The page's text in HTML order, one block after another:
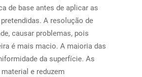
de base antes de aplicar as
A resolução de
causar problemas, pois
é mais macio. A maioria das
da superfície. As
e reduzem